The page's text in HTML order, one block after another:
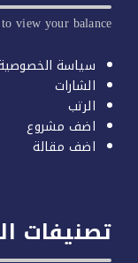
Loginto view your
سياسة الخصوصية
الشارات
الرتب
اضف مشروع
اضف مقالة